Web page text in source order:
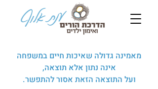
מאמינה גדולה שאיכות חיים במשפחה
אינה נתון אלא תוצאה,
ועל התוצאה הזאת אסור להתפשר.